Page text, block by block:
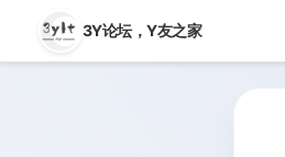
3Y论坛，Y友之家